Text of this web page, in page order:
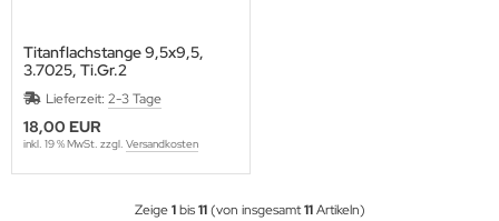
Titanflachstange 9,5x9,5,
3.7025, Ti.Gr.2
Lieferzeit: 2-3 Tage
18,00 EUR
inkl. 19 % MwSt. zzgl. Versandkosten
Zeige1bis11(von insgesamt11Artikeln)